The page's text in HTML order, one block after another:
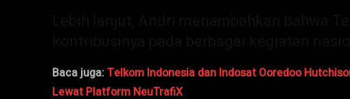
Baca juga:Telkom Indonesia dan Indosat Ooredoo
Lewat Platform NeuTrafiX